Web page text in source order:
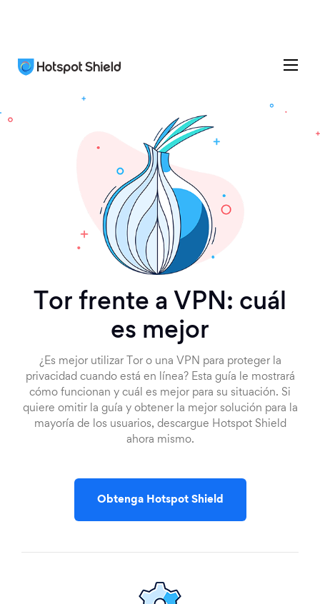
Tor frente a VPN: сuál
es mejor
¿Es mejor utilizar Tor o una VPN para proteger la
privacidad cuando está en línea? Esta guía le mostrará
cómo funcionan y cuál es mejor para su situación. Si
quiere omitir la guía y obtener la mejor solución para la
mayoría de los usuarios, descargue Hotspot Shield
ahora mismo.
Obtenga Hotspot Shield